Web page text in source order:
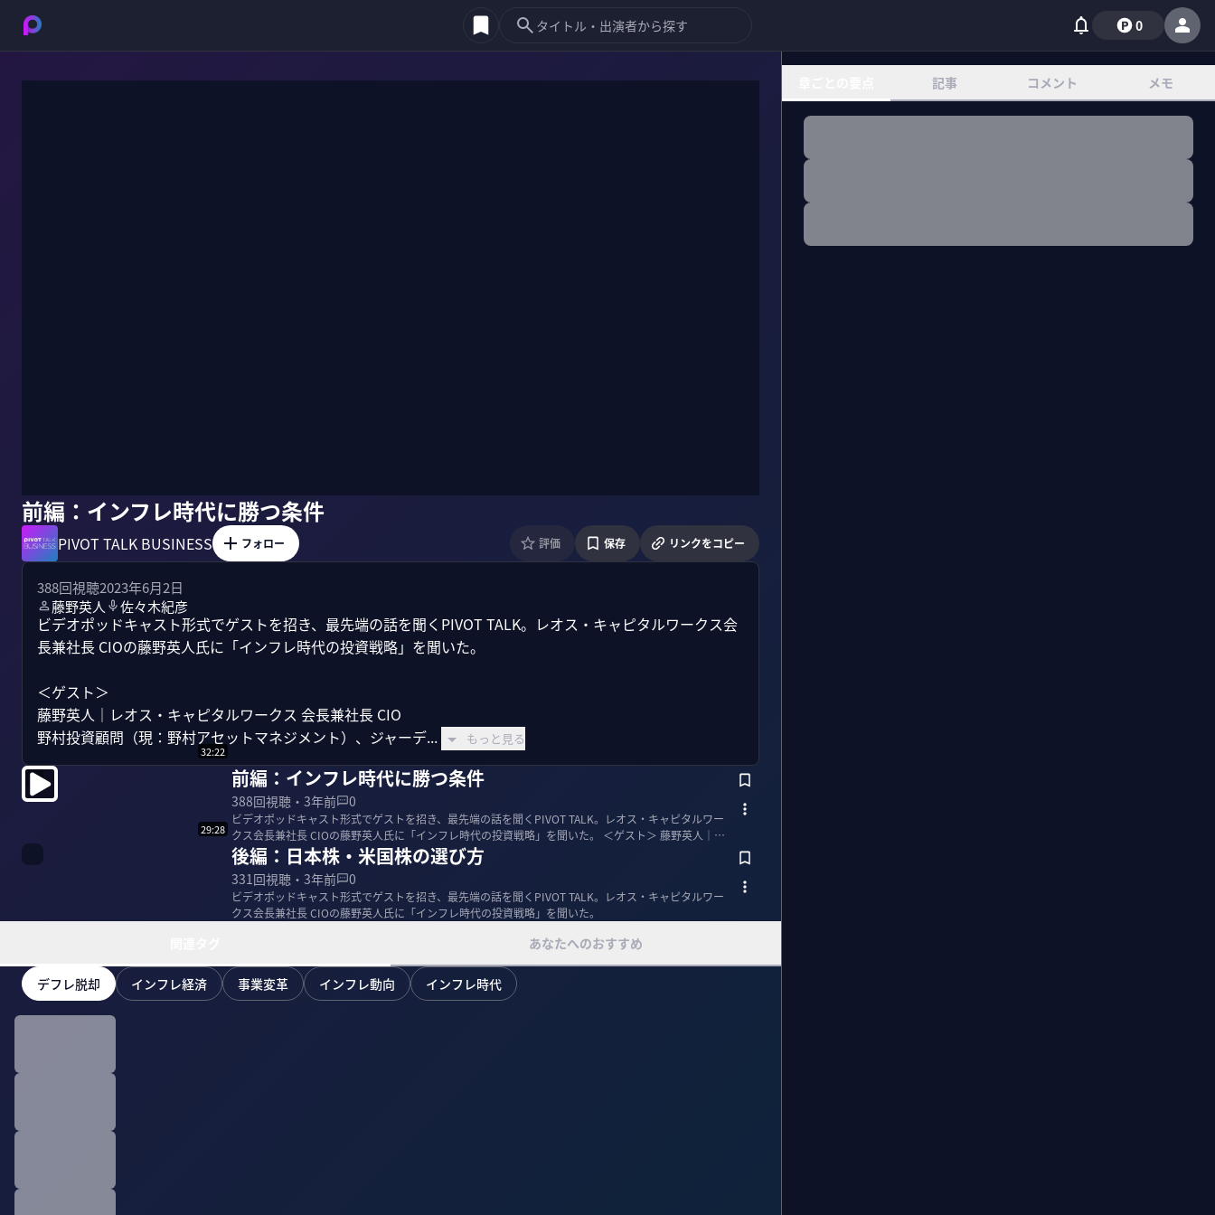
0
前編：インフレ時代に勝つ条件
PIVOT TALK BUSINESS フォロー 評価 保存 リンクをコピー
388回視聴2023年6月2日
藤野英人
佐々木紀彦
ビデオポッドキャスト形式でゲストを招き、最先端の話を聞くPIVOT TALK。レオス・キャピタルワークス会
長兼社長 CIOの藤野英人氏に「インフレ時代の投資戦略」を聞いた。
＜ゲスト＞
藤野英人｜レオス・キャピタルワークス 会長兼社長 CIO
野村投資顧問（現：野村アセットマネジメント）、ジャーデ...
もっと見る
32:22
前編：インフレ時代に勝つ条件
388回視聴・ 3年前 0
ビデオポッドキャスト形式でゲストを招き、最先端の話を聞くPIVOT TALK。レオス・キャピタルワー
クス会長兼社長 CIOの藤野英人氏に「インフレ時代の投資戦略」を聞いた。 ＜ゲスト＞ 藤野英人｜
レ...
29:28
後編：日本株・米国株の選び方
331回視聴・ 3年前 0
ビデオポッドキャスト形式でゲストを招き、最先端の話を聞くPIVOT TALK。レオス・キャピタルワー
クス会長兼社長 CIOの藤野英人氏に「インフレ時代の投資戦略」を聞いた。
あなたへのおすすめ
デフレ脱却 インフレ経済 事業変革 インフレ動向 インフレ時代
記事 コメント メモ